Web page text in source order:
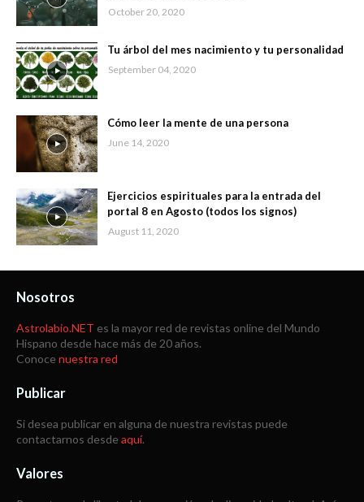
October 20, 2020
Tu árbol del mes nacimiento y tu personalidad
September 04, 2020
Cómo leer la mente de una persona
June 14, 2020
Ejercicios espirituales para la entrada del
portal 8 en Agosto (todos los signos)
August 11, 2020
Nosotros
Astrolabio.NET es la mayor red de revistas online del Mundo
Hispano desde hace más de 20 años.
Conoce nuestra red
Publicar
Si desea publicar en alguna de nuestra revistas puede
contactarnos desde aquí.
Valores